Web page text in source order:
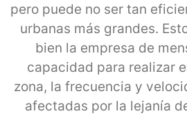
pero puede no ser tan
urbanas más grandes.
bien la empresa de
capacidad para realizar
zona, la frecuencia y
afectadas por la lejanía